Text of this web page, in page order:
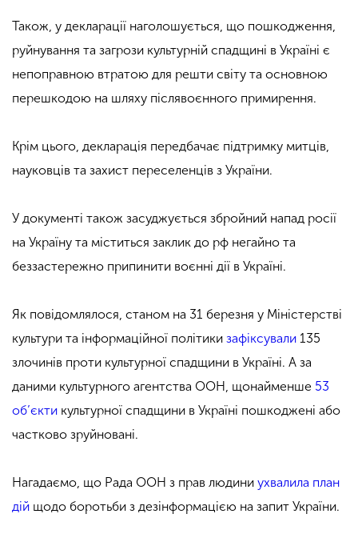
Також, у декларації наголошується, що пошкодження,
руйнування та загрози культурній спадщині в Україні є
непоправною втратою для решти світу та основною
перешкодою на шляху післявоєнного примирення.
Крім цього, декларація передбачає підтримку митців,
науковців та захист переселенців з України.
У документі також засуджується збройний напад росії
на Україну та міститься заклик до рф негайно та
беззастережно припинити воєнні дії в Україні.
Як повідомлялося, станом на 31 березня у Міністерстві
культури та інформаційної політики зафіксували 135
злочинів проти культурної спадщини в Україні. А за
даними культурного агентства ООН, щонайменше 53
об’єкти культурної спадщини в Україні пошкоджені або
частково зруйновані.
Нагадаємо, що Рада ООН з прав людини ухвалила план
дій щодо боротьби з дезінформацією на запит України.